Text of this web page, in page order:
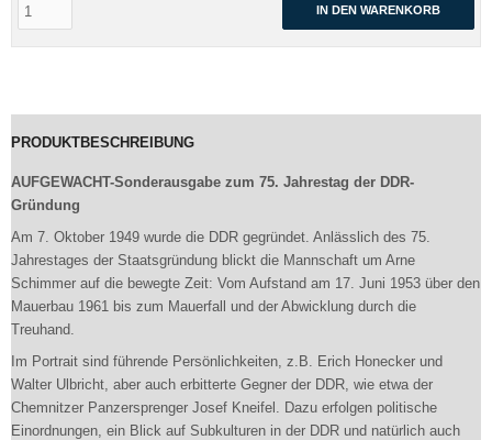
IN DEN WARENKORB
PRODUKTBESCHREIBUNG
AUFGEWACHT-Sonderausgabe zum 75. Jahrestag der DDR-
Gründung
Am 7. Oktober 1949 wurde die DDR gegründet. Anlässlich des 75.
Jahrestages der Staatsgründung blickt die Mannschaft um Arne
Schimmer auf die bewegte Zeit: Vom Aufstand am 17. Juni 1953 über den
Mauerbau 1961 bis zum Mauerfall und der Abwicklung durch die
Treuhand.
Im Portrait sind führende Persönlichkeiten, z.B. Erich Honecker und
Walter Ulbricht, aber auch erbitterte Gegner der DDR, wie etwa der
Chemnitzer Panzersprenger Josef Kneifel. Dazu erfolgen politische
Einordnungen, ein Blick auf Subkulturen in der DDR und natürlich auch